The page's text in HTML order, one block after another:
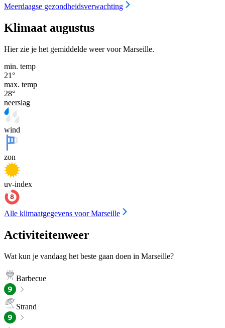
Meerdaagse gezondheidsverwachting
Klimaat augustus
Hier zie je het gemiddelde weer voor Marseille.
min. temp
21°
max. temp
28°
neerslag
wind
zon
uv-index
Alle klimaatgegevens voor Marseille
Activiteitenweer
Wat kun je vandaag het beste gaan doen in Marseille?
Barbecue
Strand